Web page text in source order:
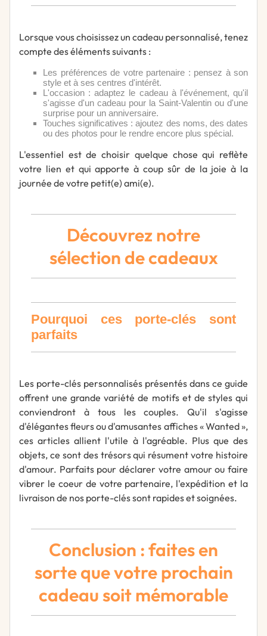
Lorsque vous choisissez un cadeau personnalisé, tenez
compte des éléments suivants :
Les préférences de votre partenaire : pensez à son
style et à ses centres d'intérêt.
L'occasion : adaptez le cadeau à l'événement, qu'il
s'agisse d'un cadeau pour la Saint-Valentin ou d'une
surprise pour un anniversaire.
Touches significatives : ajoutez des noms, des dates
ou des photos pour le rendre encore plus spécial.
L'essentiel est de choisir quelque chose qui reflète
votre lien et qui apporte à coup sûr de la joie à la
journée de votre petit(e) ami(e).
Découvrez notre
sélection de cadeaux
Pourquoi ces porte-clés sont
parfaits
Les porte-clés personnalisés présentés dans ce guide
offrent une grande variété de motifs et de styles qui
conviendront à tous les couples. Qu'il s'agisse
d'élégantes fleurs ou d'amusantes affiches « Wanted »,
ces articles allient l'utile à l'agréable. Plus que des
objets, ce sont des trésors qui résument votre histoire
d'amour. Parfaits pour déclarer votre amour ou faire
vibrer le coeur de votre partenaire, l'expédition et la
livraison de nos porte-clés sont rapides et soignées.
Conclusion : faites en
sorte que votre prochain
cadeau soit mémorable